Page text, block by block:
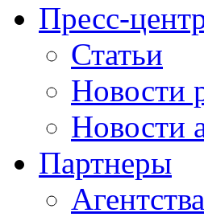
Пресс-
Статьи
Новости
Новости
Партнеры
Агентства